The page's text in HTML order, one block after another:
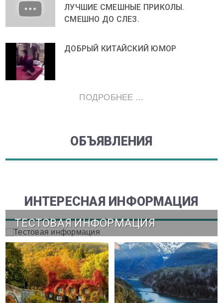
ЛУЧШИЕ СМЕШНЫЕ ПРИКОЛЫ.
СМЕШНО ДО СЛЕЗ.
ДОБРЫЙ КИТАЙСКИЙ ЮМОР
ПОДРОБНЕЕ ...
ОБЪЯВЛЕНИЯ
ИНТЕРЕСНАЯ ИНФОРМАЦИЯ
ТЕСТОВАЯ ИНФОРМАЦИЯ